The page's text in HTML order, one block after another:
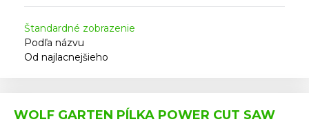
Štandardné zobrazenie
Podľa názvu
Od najlacnejšieho
WOLF GARTEN PÍLKA POWER CUT SAW